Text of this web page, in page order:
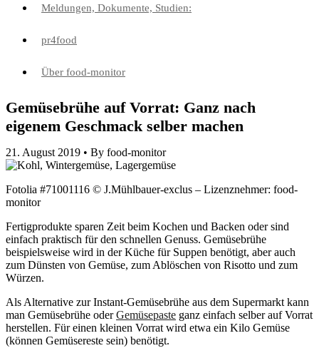
Meldungen, Dokumente, Studien:
pr4food
Über food-monitor
Gemüsebrühe auf Vorrat: Ganz nach
eigenem Geschmack selber machen
21. August 2019 • By food-monitor
Fotolia #71001116 © J.Mühlbauer-exclus – Lizenznehmer: food-
monitor
Fertigprodukte sparen Zeit beim Kochen und Backen oder sind
einfach praktisch für den schnellen Genuss. Gemüsebrühe
beispielsweise wird in der Küche für Suppen benötigt, aber auch
zum Dünsten von Gemüse, zum Ablöschen von Risotto und zum
Würzen.
Als Alternative zur Instant-Gemüsebrühe aus dem Supermarkt kann
man Gemüsebrühe oderGemüsepaste ganz einfach selber auf Vorrat
herstellen. Für einen kleinen Vorrat wird etwa ein Kilo Gemüse
(können Gemüsereste sein) benötigt.